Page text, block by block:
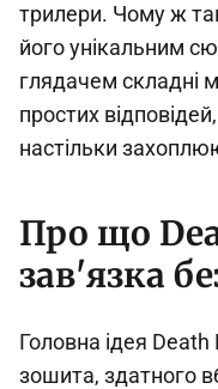
трилери. Чому ж
його унікальним
глядачем складні
простих
настільки
Про що
зав'язка
Головна ідея
зошита, здатного